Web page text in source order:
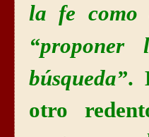
la fe como
“
búsqueda”.
otro